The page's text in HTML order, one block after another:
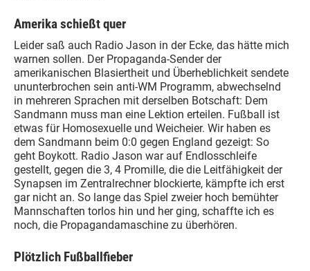
Amerika schießt quer
Leider saß auch Radio Jason in der Ecke, das hätte mich
warnen sollen. Der Propaganda-Sender der
amerikanischen Blasiertheit und Überheblichkeit sendete
ununterbrochen sein anti-WM Programm, abwechselnd
in mehreren Sprachen mit derselben Botschaft: Dem
Sandmann muss man eine Lektion erteilen. Fußball ist
etwas für Homosexuelle und Weicheier. Wir haben es
dem Sandmann beim 0:0 gegen England gezeigt: So
geht Boykott. Radio Jason war auf Endlosschleife
gestellt, gegen die 3, 4 Promille, die die Leitfähigkeit der
Synapsen im Zentralrechner blockierte, kämpfte ich erst
gar nicht an. So lange das Spiel zweier hoch bemühter
Mannschaften torlos hin und her ging, schaffte ich es
noch, die Propagandamaschine zu überhören.
Plötzlich Fußballfieber